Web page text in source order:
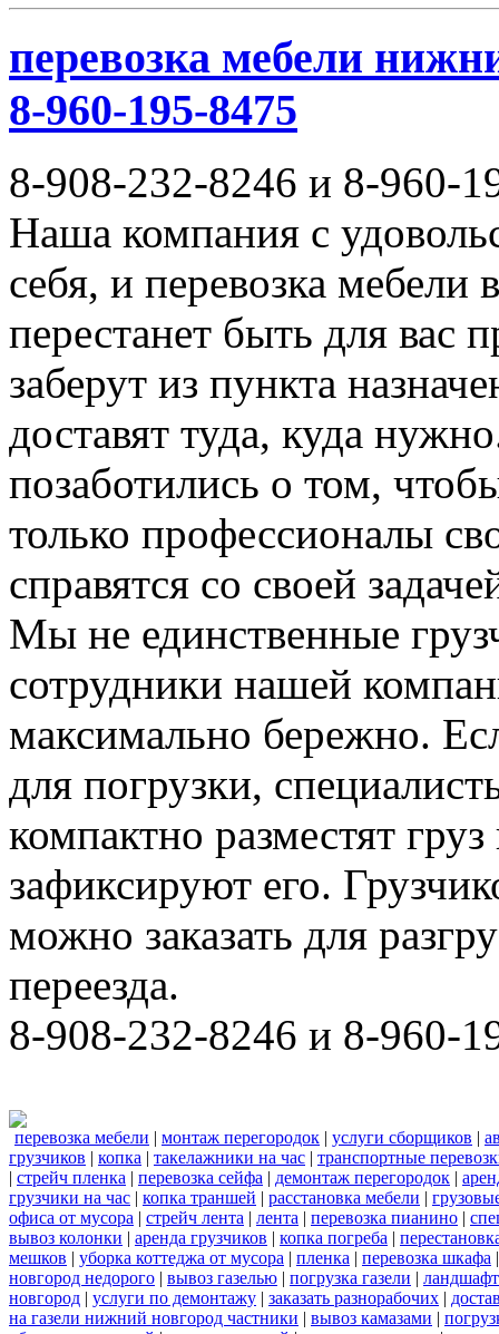
перевозка мебели
8-960-195-8475
8-908-232-8246 и 8-960-
Наша компания с
себя, и перевозка
перестанет быть для вас
заберут из пункта
доставят туда, куда
позаботились о том,
только профессионалы
справятся со своей
Мы не единственные
сотрудники нашей
максимально бережно.
для погрузки,
компактно разместят
зафиксируют его.
можно заказать для
переезда.
8-908-232-8246 и 8-960-
перевозка мебели | монтаж перегородок | услуги сборщиков |
грузчиков | копка | такелажники на час | транспортные
| стрейч пленка | перевозка сейфа | демонтаж перегородок |
грузчики на час | копка траншей | расстановка мебели |
офиса от мусора | стрейч лента | лента | перевозка пианино |
вывоз колонки | аренда грузчиков | копка погреба |
мешков | уборка коттеджа от мусора | пленка | перевозка шкафа
новгород недорого | вывоз газелью | погрузка газели |
новгород | услуги по демонтажу | заказать разнорабочих |
на газели нижний новгород частники | вывоз камазами |